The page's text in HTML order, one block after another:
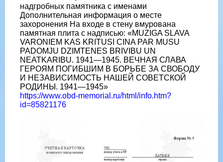
надгробных памятника с именами
Дополнительная информация о месте
захоронения На входе в стену вмурована
памятная плита с надписью: «MUZIGA SLAVA
VARONIEM KAS KRITUSI CINA PAR MUSU
PADOMJU DZIMTENES BRIVIBU UN
NEATKARIBU. 1941—1945. ВЕЧНАЯ СЛАВА
ГЕРОЯМ ПОГИБШИМ В БОРЬБЕ ЗА СВОБОДУ
И НЕЗАВИСИМОСТЬ НАШЕЙ СОВЕТСКОЙ
РОДИНЫ. 1941—1945»
https://www.obd-memorial.ru/html/info.htm?
id=85821176